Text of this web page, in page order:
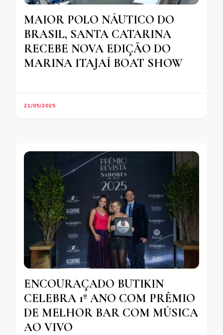
MAIOR POLO NÁUTICO DO
BRASIL, SANTA CATARINA
RECEBE NOVA EDIÇÃO DO
MARINA ITAJAÍ BOAT SHOW
21/05/2025
ENCOURAÇADO BUTIKIN
CELEBRA 1º ANO COM PRÊMIO
DE MELHOR BAR COM MÚSICA
AO VIVO